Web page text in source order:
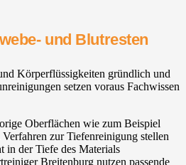
und Blutresten
Körperflüssigkeiten gründlich und
setzen voraus Fachwissen
Oberflächen wie zum Beispiel
zur Tiefenreinigung stellen
in der Tiefe des Materials
Breitenburg nutzen passende